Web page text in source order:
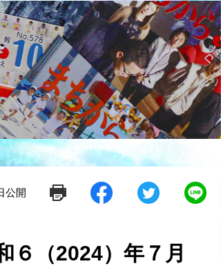
公開
シ
ツ
る
L
（2024）年７月